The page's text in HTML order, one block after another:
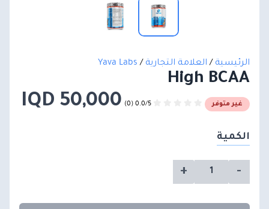
الرئيسية/العلامة التجارية/
Yava Labs
High BCAA
غير متوفر 50,000 IQD
الكمية
-
+